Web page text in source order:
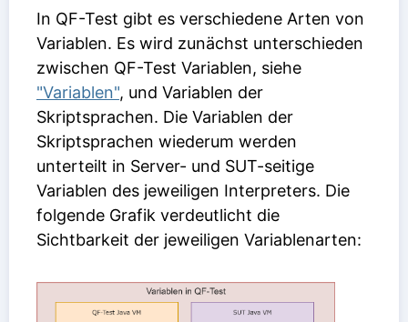
In QF-Test gibt es verschiedene Arten von
Variablen. Es wird zunächst unterschieden
zwischen QF-Test Variablen, siehe
"Variablen", und Variablen der
Skriptsprachen. Die Variablen der
Skriptsprachen wiederum werden
unterteilt in Server- und SUT-seitige
Variablen des jeweiligen Interpreters. Die
folgende Grafik verdeutlicht die
Sichtbarkeit der jeweiligen Variablenarten: